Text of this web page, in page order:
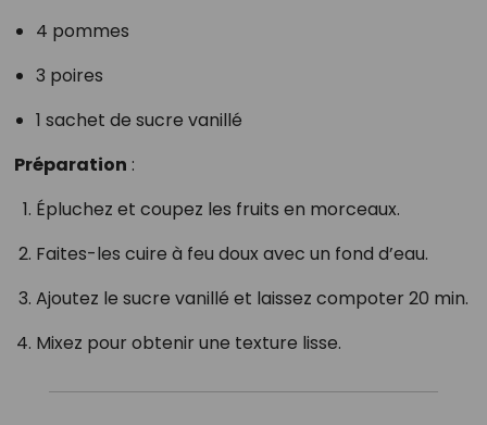
4 pommes
3 poires
1 sachet de sucre vanillé
Préparation :
Épluchez et coupez les fruits en morceaux.
Faites-les cuire à feu doux avec un fond d’eau.
Ajoutez le sucre vanillé et laissez compoter 20 min.
Mixez pour obtenir une texture lisse.